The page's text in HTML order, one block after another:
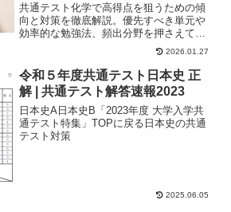
共通テスト化学で高得点を狙うための傾
向と対策を徹底解説。優先すべき単元や
効率的な勉強法、頻出分野を押さえて合
格ラインを突破しましょう。受験生必見
の実践的アドバイスをまとめました。
2026.01.27
令和５年度共通テスト日本史 正
解 | 共通テスト解答速報2023
日本史A日本史B「2023年度 大学入学共
通テスト特集」TOPに戻る日本史の共通
テスト対策
2025.06.05